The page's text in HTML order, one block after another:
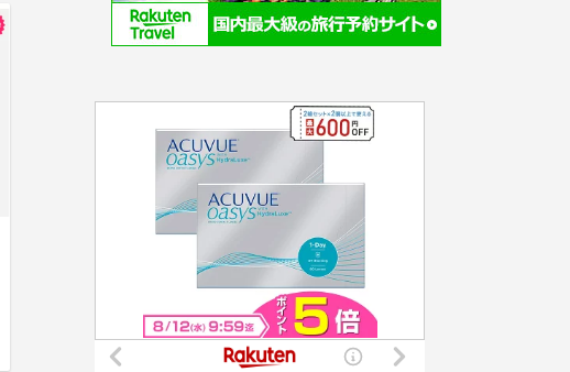
【15万円水没】iPhone 13 PRO水
没からのPixel 6a
2022年8月20日
iPhone・パソコン・ガジェット